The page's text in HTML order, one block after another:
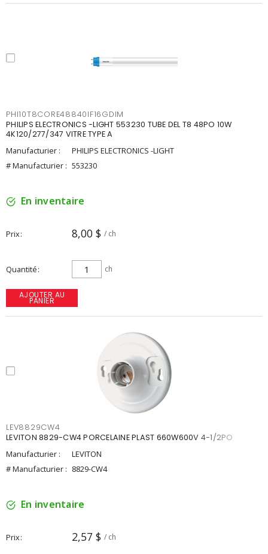
PHI10T8CORE48840IF16GDIM
PHILIPS ELECTRONICS -LIGHT 553230 TUBE DEL T8 48PO 10W
4K120/277/347 VITRE TYPE A
Manufacturier :
PHILIPS ELECTRONICS -LIGHT
# Manufacturier : 553230
En inventaire
Prix 8,00 $ / ch
Quantité ch
AJOUTER AU
PANIER
LEV8829CW4
LEVITON 8829-CW4 PORCELAINE PLAST 660W600V 4-1/2PO
Manufacturier :
LEVITON
# Manufacturier : 8829-CW4
En inventaire
Prix 2,57 $ / ch